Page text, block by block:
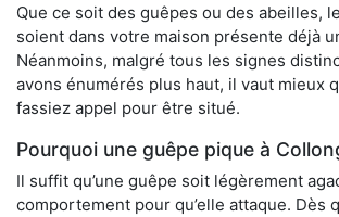
Que ce soit des guêpes ou des abeilles,
soient dans votre maison présente déjà
Néanmoins, malgré tous les signes
avons énumérés plus haut, il vaut mieux
fassiez appel pour être situé.
Pourquoi une guêpe pique à
Il suffit qu’une guêpe soit légèrement
comportement pour qu’elle attaque. Dès